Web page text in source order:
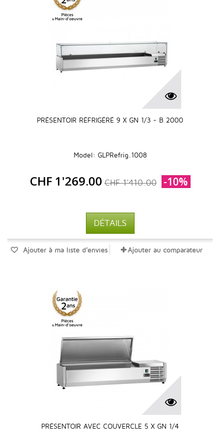
PRÉSENTOIR RÉFRIGÉRÉ 9 X GN 1/3 - B 2000
Model: GLPRefrig.1008
CHF 1'269.00 CHF 1'410.00 -10%
DÉTAILS
Ajouter à ma liste d'envies Ajouter au comparateur
PRÉSENTOIR AVEC COUVERCLE 5 X GN 1/4